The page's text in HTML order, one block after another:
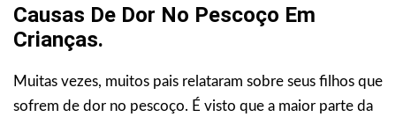
Causas De Dor No Pescoço Em
Crianças.
Muitas vezes, muitos pais relataram sobre seus filhos que
sofrem de dor no pescoço. É visto que a maior parte da